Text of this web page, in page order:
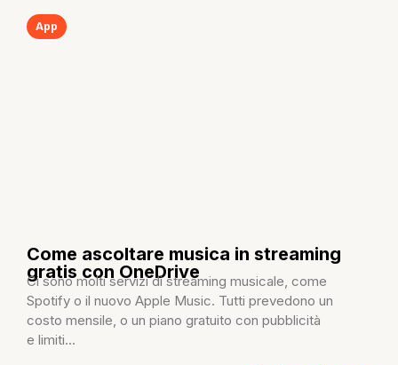
App
Come ascoltare musica in streaming
gratis con OneDrive
Ci sono molti servizi di streaming musicale, come
Spotify o il nuovo Apple Music. Tutti prevedono un
costo mensile, o un piano gratuito con pubblicità
e limiti...